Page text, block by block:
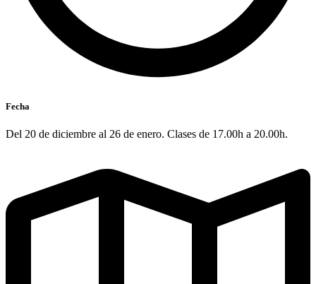
Fecha
Del 20 de diciembre al 26 de enero. Clases de 17.00h a 20.00h.